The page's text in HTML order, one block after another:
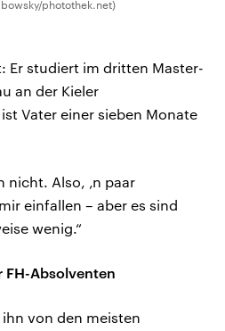
photothek.net)
Er studiert im dritten Master-
an der Kieler
Vater einer sieben Monate
nicht. Also, ‚n paar
einfallen – aber es sind
wenig.“
FH-Absolventen
von den meisten